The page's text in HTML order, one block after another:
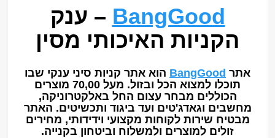
BangGood – ענק
הקניות האיכותי מסין
אתר BangGood הוא אתר קניות סיני ענקי שבו
תוכלו למצוא הכל ובזול. מעל 70,00 מוצרים
הכוללים מבחר עצום החל באלקטרוניקה,
מחשבים וגאדג'טים ועד ביגוד ותכשיטים. האתר
מבטיח שירות לקוחות מקצועי וידידותי, מחירים
זולים למוצרים ולמשלוח וביטחון בקנייה.